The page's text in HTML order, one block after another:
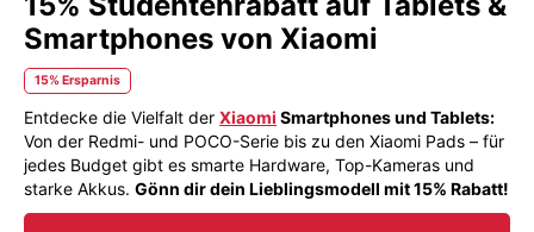
Smartphones von Xiaomi
15% Ersparnis
Entdecke die Vielfalt der Xiaomi Smartphones und Tablets:
Von der Redmi- und POCO-Serie bis zu den Xiaomi Pads – für
jedes Budget gibt es smarte Hardware, Top-Kameras und
starke Akkus. Gönn dir dein Lieblingsmodell mit 15% Rabatt!